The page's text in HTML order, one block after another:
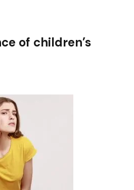
of children’s